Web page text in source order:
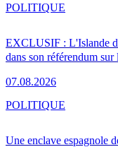
EXCLUSIF : L'Islande
dans son référendum sur
07.08.2026
POLITIQUE
Une enclave espagnole
POLITIQUE